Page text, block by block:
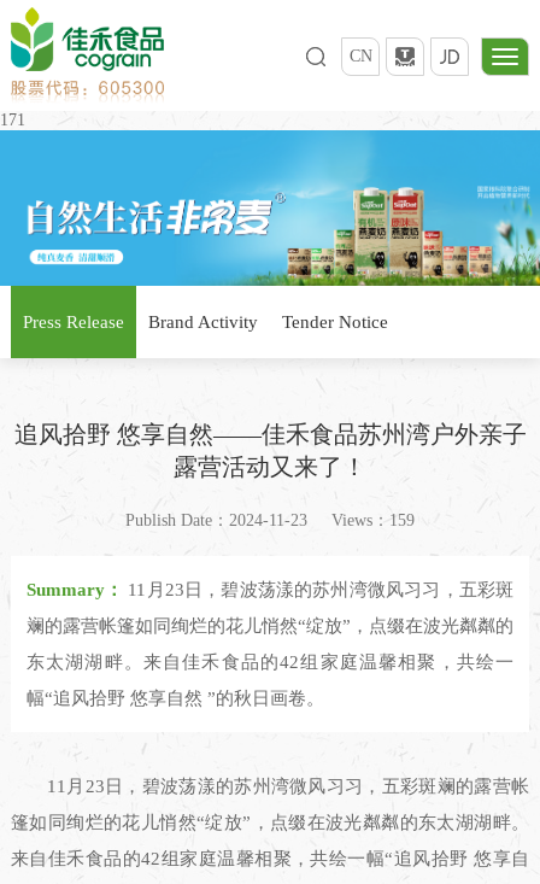
CN
171
Press Release Brand Activity Tender Notice
追风拾野 悠享自然——佳禾食品苏州湾户外亲子
露营活动又来了！
Publish Date：2024-11-23 Views：159
Summary：
11月23日，碧波荡漾的苏州湾微风习习，五彩斑
斓的露营帐篷如同绚烂的花儿悄然“绽放”，点缀在波光粼粼的
东太湖湖畔。来自佳禾食品的42组家庭温馨相聚，共绘一
幅“追风拾野 悠享自然 ”的秋日画卷。
11月23日，碧波荡漾的苏州湾微风习习，五彩斑斓的露营帐
篷如同绚烂的花儿悄然“绽放”，点缀在波光粼粼的东太湖湖畔。
来自佳禾食品的42组家庭温馨相聚，共绘一幅“追风拾野 悠享自